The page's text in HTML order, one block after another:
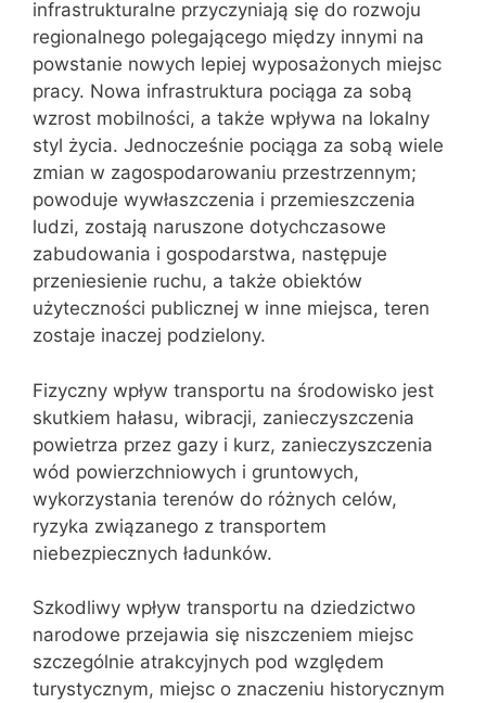
infrastrukturalne przyczyniają się do rozwoju
regionalnego polegającego między innymi na
powstanie nowych lepiej wyposażonych miejsc
pracy. Nowa infrastruktura pociąga za sobą
wzrost mobilności, a także wpływa na lokalny
styl życia. Jednocześnie pociąga za sobą wiele
zmian w zagospodarowaniu przestrzennym;
powoduje wywłaszczenia i przemieszczenia
ludzi, zostają naruszone dotychczasowe
zabudowania i gospodarstwa, następuje
przeniesienie ruchu, a także obiektów
użyteczności publicznej w inne miejsca, teren
zostaje inaczej podzielony.
Fizyczny wpływ transportu na środowisko jest
skutkiem hałasu, wibracji, zanieczyszczenia
powietrza przez gazy i kurz, zanieczyszczenia
wód powierzchniowych i gruntowych,
wykorzystania terenów do różnych celów,
ryzyka związanego z transportem
niebezpiecznych ładunków.
Szkodliwy wpływ transportu na dziedzictwo
narodowe przejawia się niszczeniem miejsc
szczególnie atrakcyjnych pod względem
turystycznym, miejsc o znaczeniu historycznym